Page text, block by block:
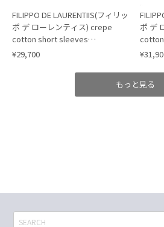
FILIPPO DE LAURENTIIS(フィリッ
ポ デ ローレンティス) crepe
cotton short sleeves
knit/SAX(811)
¥29,700
ポ デ
knit/
もっと見る